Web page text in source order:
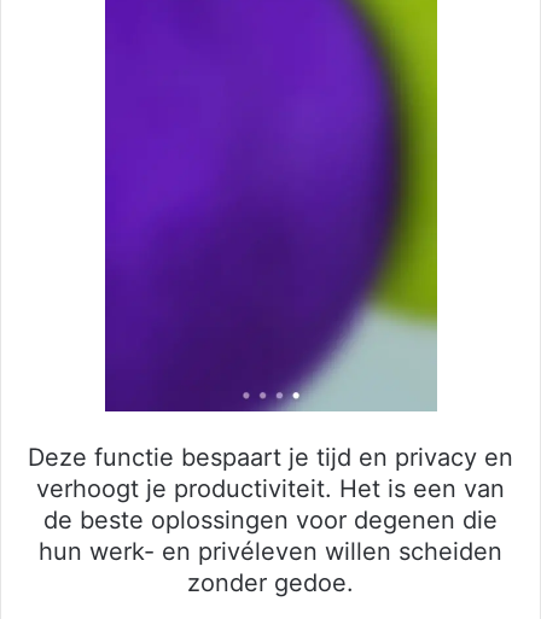
Deze functie bespaart je tijd en privacy en
verhoogt je productiviteit. Het is een van
de beste oplossingen voor degenen die
hun werk- en privéleven willen scheiden
zonder gedoe.